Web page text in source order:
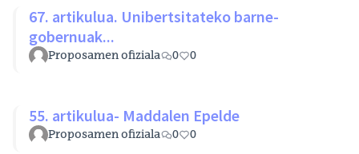
67. artikulua. Unibertsitateko barne-
gobernuak...
Proposamen ofiziala 0 0
55. artikulua- Maddalen Epelde
Proposamen ofiziala 0 0